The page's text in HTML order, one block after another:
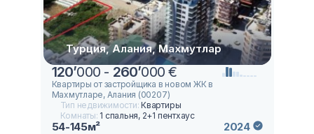
Турция, Алания, Махмутлар
120’000 - 260’000 €
Квартиры от застройщика в новом ЖК в
Махмутларе, Алания (00207)
Тип недвижимости:Квартиры
Комнаты: 1 спальня, 2+1 пентхаус
54-145м² 2024